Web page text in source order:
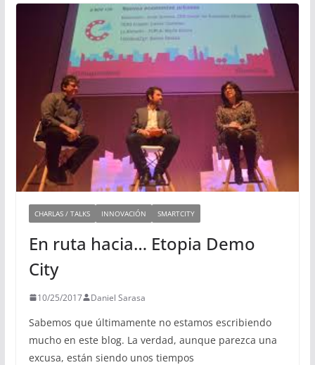
CHARLAS / TALKS INNOVACIÓN SMARTCITY
En ruta hacia… Etopia Demo
City
10/25/2017 Daniel Sarasa
Sabemos que últimamente no estamos escribiendo
mucho en este blog. La verdad, aunque parezca una
excusa, están siendo unos tiempos